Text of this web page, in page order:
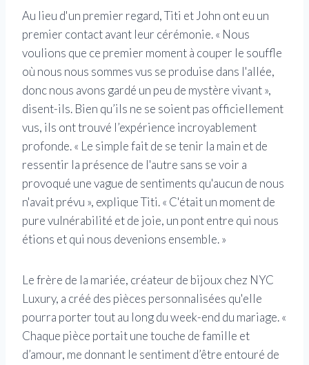
Au lieu d'un premier regard, Titi et John ont eu un
premier contact avant leur cérémonie. « Nous
voulions que ce premier moment à couper le souffle
où nous nous sommes vus se produise dans l'allée,
donc nous avons gardé un peu de mystère vivant »,
disent-ils. Bien qu’ils ne se soient pas officiellement
vus, ils ont trouvé l’expérience incroyablement
profonde. « Le simple fait de se tenir la main et de
ressentir la présence de l'autre sans se voir a
provoqué une vague de sentiments qu'aucun de nous
n'avait prévu », explique Titi. « C'était un moment de
pure vulnérabilité et de joie, un pont entre qui nous
étions et qui nous devenions ensemble. »
Le frère de la mariée, créateur de bijoux chez NYC
Luxury, a créé des pièces personnalisées qu'elle
pourra porter tout au long du week-end du mariage. «
Chaque pièce portait une touche de famille et
d’amour, me donnant le sentiment d’être entouré de